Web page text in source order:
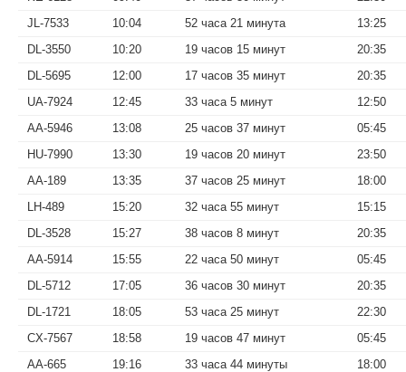
JL-7533
10:04 52 часа 21 минута
13:25
DL-3550
10:20 19 часов 15 минут
20:35
DL-5695
12:00 17 часов 35 минут
20:35
UA-7924
12:45 33 часа 5 минут
12:50
AA-5946
13:08 25 часов 37 минут
05:45
HU-7990
13:30 19 часов 20 минут
23:50
AA-189
13:35 37 часов 25 минут
18:00
LH-489
15:20 32 часа 55 минут
15:15
DL-3528
15:27 38 часов 8 минут
20:35
AA-5914
15:55 22 часа 50 минут
05:45
DL-5712
17:05 36 часов 30 минут
20:35
DL-1721
18:05 53 часа 25 минут
22:30
CX-7567
18:58 19 часов 47 минут
05:45
AA-665
19:16 33 часа 44 минуты
18:00